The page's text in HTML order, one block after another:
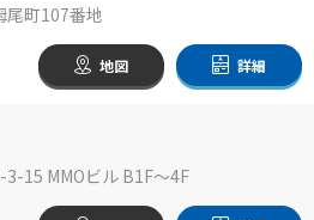
尾町107番地
地図 詳細
15 MMOビル B1F～4F